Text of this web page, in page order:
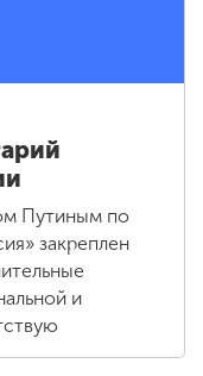
Путиным по
закреплен
и